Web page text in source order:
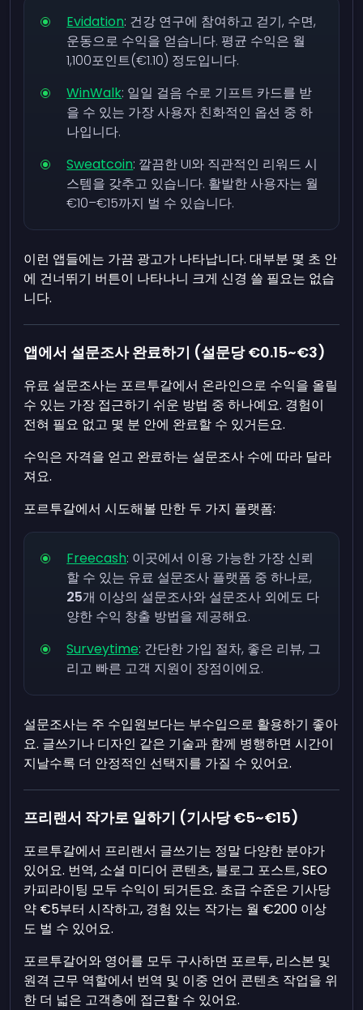
Evidation: 건강 연구에 참여하고 걷기, 수면,
운동으로 수익을 얻습니다. 평균 수익은 월
1,100포인트(€1.10) 정도입니다.
WinWalk: 일일 걸음 수로 기프트 카드를 받
을 수 있는 가장 사용자 친화적인 옵션 중 하
나입니다.
Sweatcoin: 깔끔한 UI와 직관적인 리워드 시
스템을 갖추고 있습니다. 활발한 사용자는 월
€10–€15까지 벌 수 있습니다.
이런 앱들에는 가끔 광고가 나타납니다. 대부분 몇 초 안
에 건너뛰기 버튼이 나타나니 크게 신경 쓸 필요는 없습
니다.
앱에서 설문조사 완료하기 (설문당 €0.15~€3)
유료 설문조사는 포르투갈에서 온라인으로 수익을 올릴
수 있는 가장 접근하기 쉬운 방법 중 하나예요. 경험이
전혀 필요 없고 몇 분 안에 완료할 수 있거든요.
수익은 자격을 얻고 완료하는 설문조사 수에 따라 달라
져요.
포르투갈에서 시도해볼 만한 두 가지 플랫폼:
Freecash: 이곳에서 이용 가능한 가장 신뢰
할 수 있는 유료 설문조사 플랫폼 중 하나로,
25개 이상의 설문조사와 설문조사 외에도 다
양한 수익 창출 방법을 제공해요.
Surveytime: 간단한 가입 절차, 좋은 리뷰, 그
리고 빠른 고객 지원이 장점이에요.
설문조사는 주 수입원보다는 부수입으로 활용하기 좋아
요. 글쓰기나 디자인 같은 기술과 함께 병행하면 시간이
지날수록 더 안정적인 선택지를 가질 수 있어요.
프리랜서 작가로 일하기 (기사당 €5~€15)
포르투갈에서 프리랜서 글쓰기는 정말 다양한 분야가
있어요. 번역, 소셜 미디어 콘텐츠, 블로그 포스트, SEO
카피라이팅 모두 수익이 되거든요. 초급 수준은 기사당
약 €5부터 시작하고, 경험 있는 작가는 월 €200 이상
도 벌 수 있어요.
포르투갈어와 영어를 모두 구사하면 포르투, 리스본 및
원격 근무 역할에서 번역 및 이중 언어 콘텐츠 작업을 위
한 더 넓은 고객층에 접근할 수 있어요.